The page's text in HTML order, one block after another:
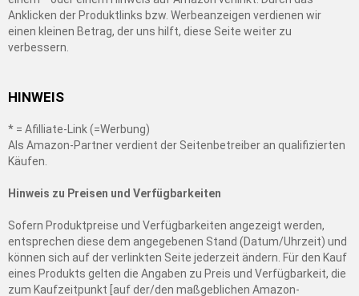
Anklicken der Produktlinks bzw. Werbeanzeigen verdienen wir
einen kleinen Betrag, der uns hilft, diese Seite weiter zu
verbessern.
HINWEIS
* = Afilliate-Link (=Werbung)
Als Amazon-Partner verdient der Seitenbetreiber an qualifizierten
Käufen.
Hinweis zu Preisen und Verfügbarkeiten
Sofern Produktpreise und Verfügbarkeiten angezeigt werden,
entsprechen diese dem angegebenen Stand (Datum/Uhrzeit) und
können sich auf der verlinkten Seite jederzeit ändern. Für den Kauf
eines Produkts gelten die Angaben zu Preis und Verfügbarkeit, die
zum Kaufzeitpunkt [auf der/den maßgeblichen Amazon-